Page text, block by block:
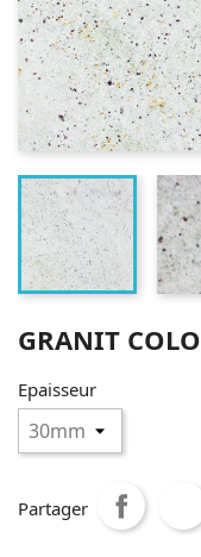
GRANIT
Epaisseur
Partager